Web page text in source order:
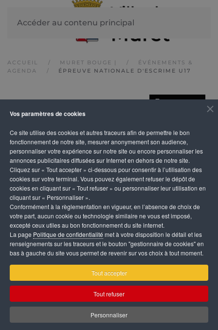
Vos paramètres de cookies
Ce site utilise des cookies et autres traceurs afin de permettre le bon
fonctionnement de notre site, mesurer anonymement son audience,
personnaliser votre expérience sur notre site ou encore personnaliser les
annonces publicitaires diffusées sur Internet en dehors de notre site.
Cliquez sur « Tout accepter » ci-dessous pour consentir à l’utilisation des
cookies sur votre terminal. Vous pouvez également refuser le dépôt de
cookies en cliquant sur « Tout refuser » ou personnaliser leur utilisation en
cliquant sur « Personnaliser ».
Conformément à la règlementation en vigueur, en l’absence de choix de
votre part, aucun cookie ou technologie similaire ne vous est imposé,
excepté ceux utiles au bon fonctionnement du site internet.
La page Politique de confidentialité met à votre disposition le détail et les
renseignements sur les traceurs et le bouton "gestionnaire de cookies" en
bas à gauche du site vous permet de revenir sur vos choix à tout moment.
Tout accepter
Tout refuser
Personnaliser
Accéder au contenu principal
ACCUEIL MURET BOUGE |
ÉVÉNEMENTS &
AGENDA
ÉPREUVE NATIONALE D'ESCRIME U17
Épreuve nationale
d'escrime U17
Catégorie